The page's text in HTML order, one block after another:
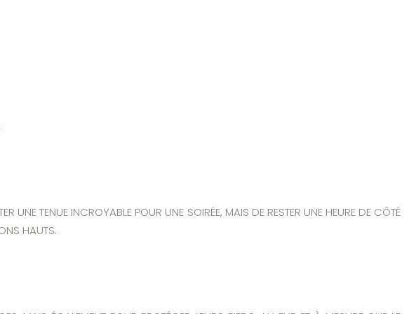
UNE TENUE INCROYABLE POUR UNE SOIRÉE, MAIS DE RESTER UNE HEURE DE CÔTÉ
HAUTS.